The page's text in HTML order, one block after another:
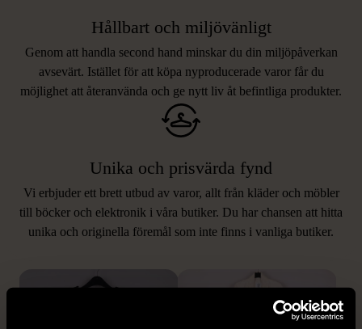
Hållbart och miljövänligt
Genom att handla second hand minskar du din miljöpåverkan
avsevärt. Istället för att köpa nyproducerade varor får du
möjlighet att återanvända och ge nytt liv åt befintliga produkter.
Unika och prisvärda fynd
Vi erbjuder ett brett utbud av varor, allt från kläder och möbler
till böcker och elektronik i våra butiker. Du har chansen att hitta
unika och originella föremål som inte finns i vanliga butiker.
LIKNANDE PRODUKTER
Hitta produkter som påminner om denna